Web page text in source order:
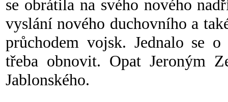
se obrátila na svého nového
vyslání nového duchovního a
průchodem vojsk. Jednalo se
třeba obnovit. Opat Jeroným
Jablonského.